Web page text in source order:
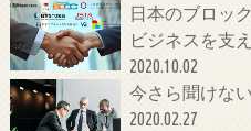
日本のブロッ
ビジネスを支
2020.10.02
今さら聞けな
2020.02.27